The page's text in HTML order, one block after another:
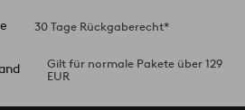
30 Tage Rückgaberecht*
Gilt für normale Pakete über 129
EUR